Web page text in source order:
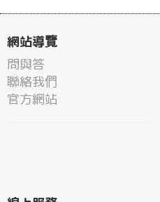
網站導覽
問與答
聯絡我們
官方網站